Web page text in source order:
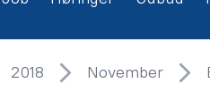
2018 November